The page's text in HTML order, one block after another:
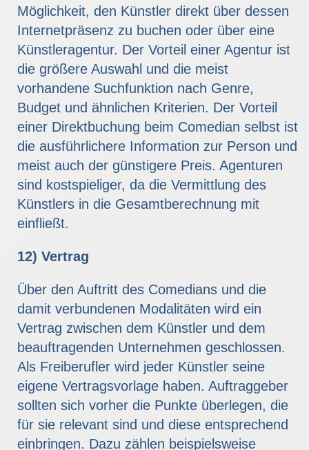
Möglichkeit, den Künstler direkt über dessen
Internetpräsenz zu buchen oder über eine
Künstleragentur. Der Vorteil einer Agentur ist
die größere Auswahl und die meist
vorhandene Suchfunktion nach Genre,
Budget und ähnlichen Kriterien. Der Vorteil
einer Direktbuchung beim Comedian selbst ist
die ausführlichere Information zur Person und
meist auch der günstigere Preis. Agenturen
sind kostspieliger, da die Vermittlung des
Künstlers in die Gesamtberechnung mit
einfließt.
12) Vertrag
Über den Auftritt des Comedians und die
damit verbundenen Modalitäten wird ein
Vertrag zwischen dem Künstler und dem
beauftragenden Unternehmen geschlossen.
Als Freiberufler wird jeder Künstler seine
eigene Vertragsvorlage haben. Auftraggeber
sollten sich vorher die Punkte überlegen, die
für sie relevant sind und diese entsprechend
einbringen. Dazu zählen beispielsweise